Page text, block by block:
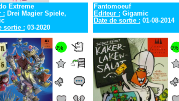
Extreme
: Drei Magier Spiele,
sortie : 03-2020
Fantomoeuf
Editeur : Gigamic
Date de sortie : 01-08-2014
0% 0%